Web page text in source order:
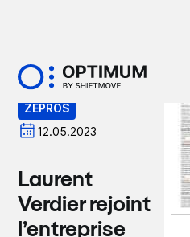
ZEPROS
12.05.2023
Laurent
Verdier rejoint
l’entreprise